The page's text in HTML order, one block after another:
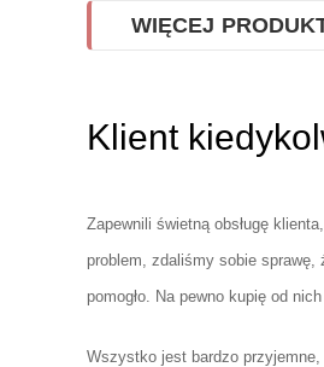
WIĘCEJ
Klient
Zapewnili świetną obsługę
problem, zdaliśmy sobie sprawę,
pomogło. Na pewno kupię od
Wszystko jest bardzo